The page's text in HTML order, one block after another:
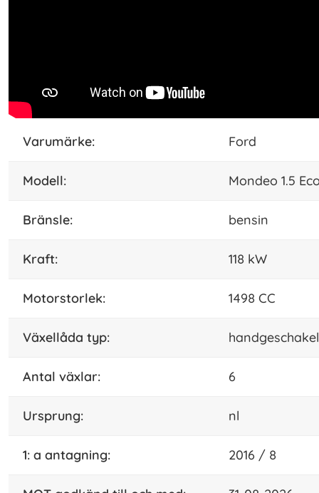
varumärke: Ford
modell: Mondeo 1.5
bränsle: bensin
kraft: 118 kW
motorstorlek: 1498 CC
växellåda typ:
Antal växlar: 6
ursprung: nl
1: a antagning: 2016 / 8